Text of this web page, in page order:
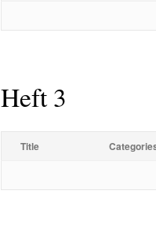
Heft 3
Title